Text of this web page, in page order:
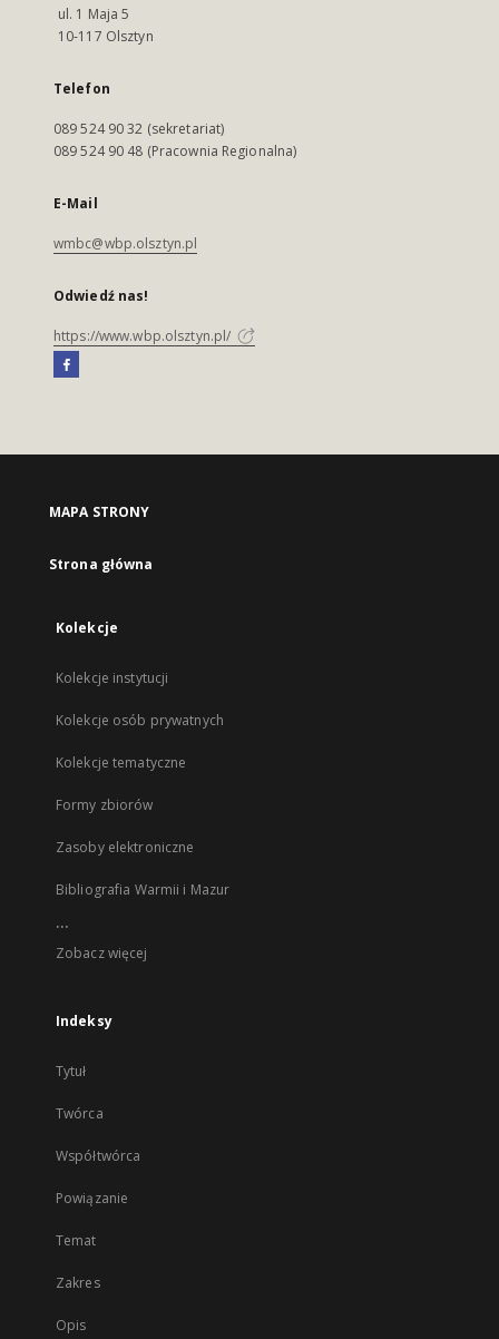
ul. 1 Maja 5
10-117 Olsztyn
Telefon
089 524 90 32 (sekretariat)
089 524 90 48 (Pracownia Regionalna)
E-Mail
wmbc@wbp.olsztyn.pl
Odwiedź nas!
https://www.wbp.olsztyn.pl/
MAPA STRONY
Strona główna
Kolekcje
Kolekcje instytucji
Kolekcje osób prywatnych
Kolekcje tematyczne
Formy zbiorów
Zasoby elektroniczne
Bibliografia Warmii i Mazur
...
Zobacz więcej
Indeksy
Tytuł
Twórca
Współtwórca
Powiązanie
Temat
Zakres
Opis